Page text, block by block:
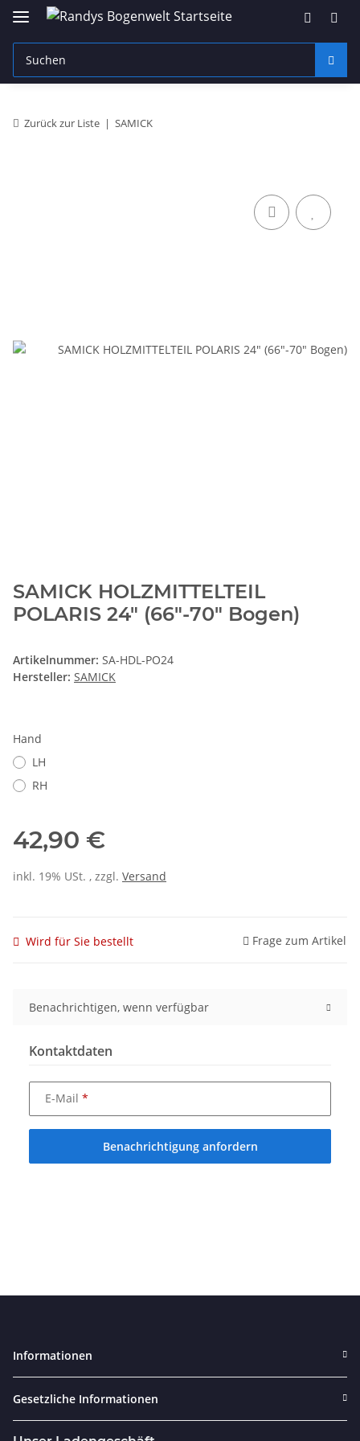
Zurück zur Liste SAMICK
SAMICK HOLZMITTELTEIL
POLARIS 24" (66"-70" Bogen)
Artikelnummer: SA-HDL-PO24
Hersteller: SAMICK
Hand
LH
RH
42,90 €
inkl. 19% USt. , zzgl. Versand
Wird für Sie bestellt Frage zum Artikel
Benachrichtigen, wenn verfügbar
Kontaktdaten
E-Mail
Benachrichtigung anfordern
Informationen
Gesetzliche Informationen